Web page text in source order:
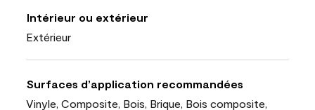
Intérieur ou extérieur
Extérieur
Surfaces d’application recommandées
Vinyle, Composite, Bois, Brique, Bois composite,